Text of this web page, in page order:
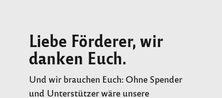
Liebe Förderer, wir
danken Euch.
Und wir brauchen Euch: Ohne Spender
und Unterstützer wäre unsere